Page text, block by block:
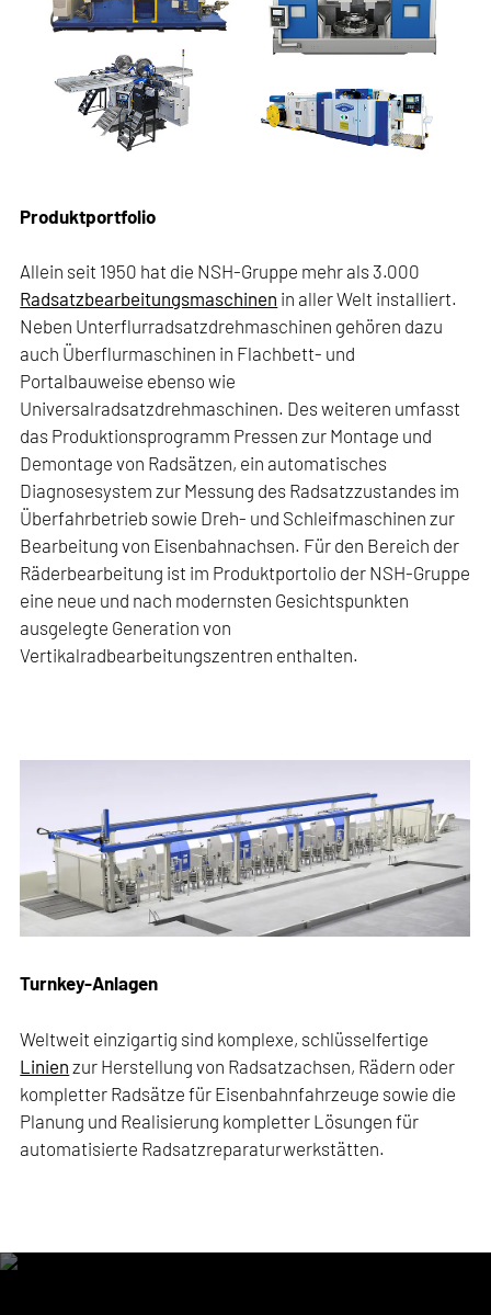
Produktportfolio
Allein seit 1950 hat die NSH-Gruppe mehr als 3.000
Radsatzbearbeitungsmaschinen in aller Welt installiert.
Neben Unterflurradsatzdrehmaschinen gehören dazu
auch Überflurmaschinen in Flachbett- und
Portalbauweise ebenso wie
Universalradsatzdrehmaschinen. Des weiteren umfasst
das Produktionsprogramm Pressen zur Montage und
Demontage von Radsätzen, ein automatisches
Diagnosesystem zur Messung des Radsatzzustandes im
Überfahrbetrieb sowie Dreh- und Schleifmaschinen zur
Bearbeitung von Eisenbahnachsen. Für den Bereich der
Räderbearbeitung ist im Produktportolio der NSH-Gruppe
eine neue und nach modernsten Gesichtspunkten
ausgelegte Generation von
Vertikalradbearbeitungszentren enthalten.
Turnkey-Anlagen
Weltweit einzigartig sind komplexe, schlüsselfertige
Linien zur Herstellung von Radsatzachsen, Rädern oder
kompletter Radsätze für Eisenbahnfahrzeuge sowie die
Planung und Realisierung kompletter Lösungen für
automatisierte Radsatzreparaturwerkstätten.